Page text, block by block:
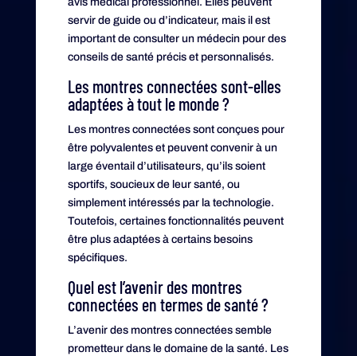
servir de guide ou d’indicateur, mais il est
important de consulter un médecin pour des
conseils de santé précis et personnalisés.
Les montres connectées sont-elles
adaptées à tout le monde ?
Les montres connectées sont conçues pour
être polyvalentes et peuvent convenir à un
large éventail d’utilisateurs, qu’ils soient
sportifs, soucieux de leur santé, ou
simplement intéressés par la technologie.
Toutefois, certaines fonctionnalités peuvent
être plus adaptées à certains besoins
spécifiques.
Quel est l’avenir des montres
connectées en termes de santé ?
L’avenir des montres connectées semble
prometteur dans le domaine de la santé. Les